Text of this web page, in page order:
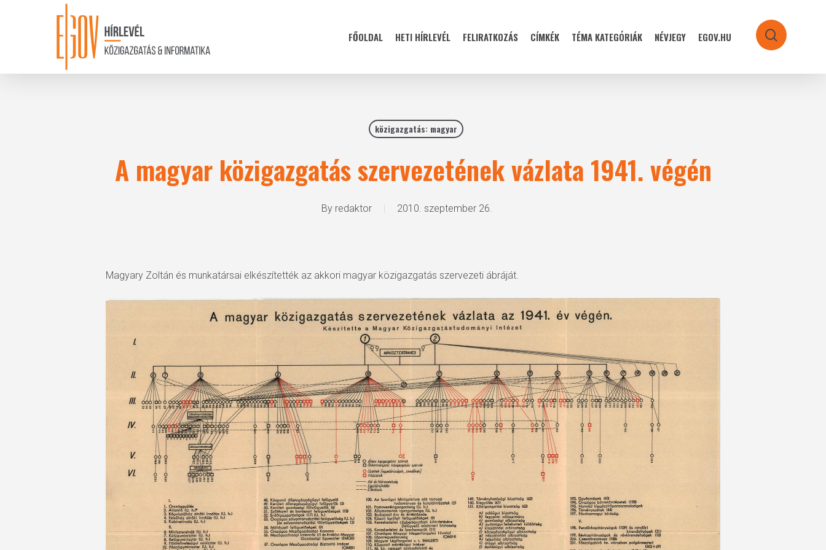
FŐOLDAL HETI HÍRLEVÉL FELIRATKOZÁS CÍMKÉK TÉMA KATEGÓRIÁK NÉVJEGY EGOV.HU search
közigazgatás: magyar
A magyar közigazgatás szervezetének vázlata 1941. végén
By redaktor 2010. szeptember 26.
Magyary Zoltán és munkatársai elkészítették az akkori magyar közigazgatás szervezeti ábráját.